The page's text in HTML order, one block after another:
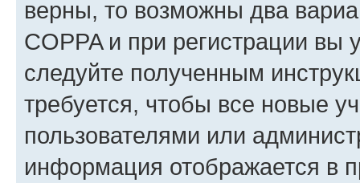
верны, то возможны два
COPPA и при регистрации вы
следуйте полученным
требуется, чтобы все новые
пользователями или
информация отображается в